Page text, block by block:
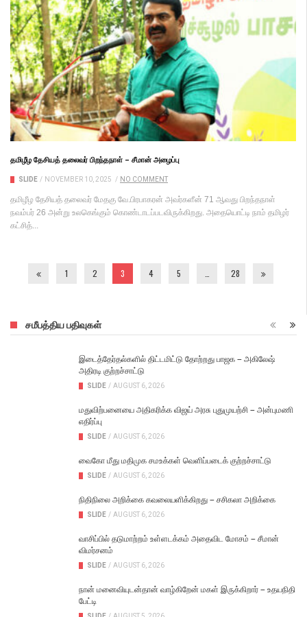
தமிழீழ தேசியத் தலைவர் பிறந்தநாள் – சீமான் அழைப்பு
SLIDE / NOVEMBER 10, 2025 / NO COMMENT
தமிழீழ தேசியத் தலைவர் மேதகு வே.பிரபாகரன் அவர்களீன் 71 ஆவது பிறந்தநாள்
நவம்பர் 26 அன்று உலகெங்கும் கொண்டாடப்படவிருக்கிறது. அதையொட்டி நாம் தமிழர்
கட்சித்...
1 2 3 4 5 28
சமீபத்திய பதிவுகள்
இடைத்தேர்தல்களில் திட்டமிட்டு தோற்றது பாஜக – அகிலேஷ்
அதிரடி குற்றச்சாட்டு
SLIDE / AUGUST 6, 2026
மதுவிற்பனையை அதிகரிக்க விஜய் அரசு புதுமுயற்சி – அன்புமணி
எதிர்ப்பு
SLIDE / AUGUST 6, 2026
வைகோ மீது மதிமுக சமஉக்கள் வெளிப்படைக் குற்றச்சாட்டு
SLIDE / AUGUST 6, 2026
நிதிநிலை அறிக்கை கவலையளிக்கிறது – சசிகலா அறிக்கை
SLIDE / AUGUST 6, 2026
வாசிப்பில் தடுமாற்றம் உள்ளடக்கம் அதைவிட மோசம் – சீமான்
விமர்சனம்
SLIDE / AUGUST 6, 2026
நான் மனைவியுடன்தான் வாழ்கிறேன் மகள் இருக்கிறார் – உதயநிதி
பேட்டி